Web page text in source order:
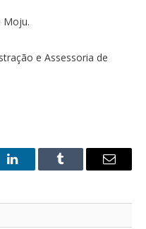
Moju.
e Assessoria de
LinkedInTumblr
E-